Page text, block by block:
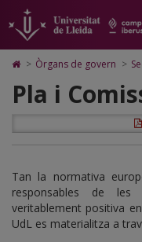
Pla
Comissió
Antifrau
pàgina
principal.
Universitat
contingut
principal
pàgina
Mapa
Web.
Universitat
Lleida
Cerca
Accessibilitat.
Universitat
Lleida
Icono
Home
para
a
la
inicio
> Òrgans de govern >
Pla i
Tan la normativa
responsables de les
veritablement positiva
UdL es materialitza a